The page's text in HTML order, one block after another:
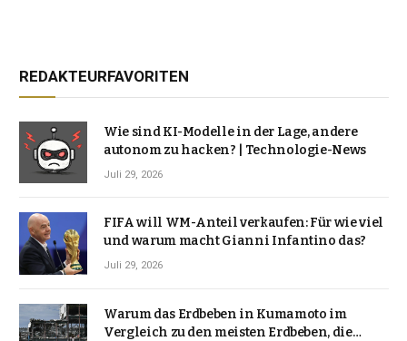
REDAKTEURFAVORITEN
Wie sind KI-Modelle in der Lage, andere
autonom zu hacken? | Technologie-News
Juli 29, 2026
FIFA will WM-Anteil verkaufen: Für wie viel
und warum macht Gianni Infantino das?
Juli 29, 2026
Warum das Erdbeben in Kumamoto im
Vergleich zu den meisten Erdbeben, die